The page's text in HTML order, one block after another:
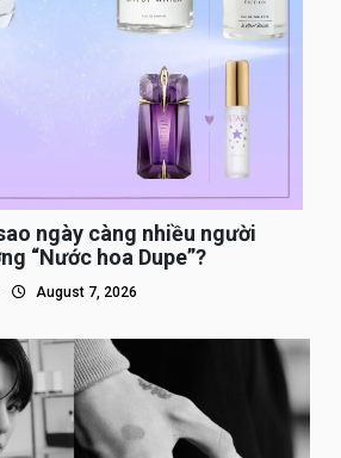
ngày càng nhiều người
“Nước hoa Dupe”?
August 7, 2026